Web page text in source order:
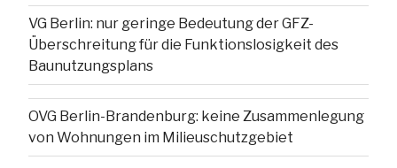
VG Berlin: nur geringe Bedeutung der GFZ-
Überschreitung für die Funktionslosigkeit des
Baunutzungsplans
OVG Berlin-Brandenburg: keine Zusammenlegung
von Wohnungen im Milieuschutzgebiet